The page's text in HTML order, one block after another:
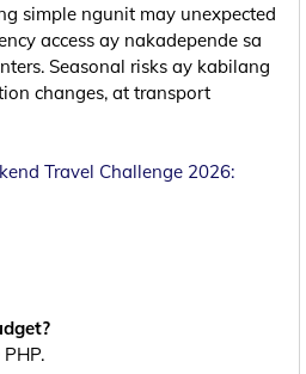
simple ngunit may unexpected
access ay nakadepende sa
Seasonal risks ay kabilang
changes, at transport
Travel Challenge 2026: